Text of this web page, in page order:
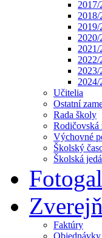
2017/
2018/
2019/
2020/
2021/
2022/
2023/
2024/
Učitelia
Ostatní
Rada školy
Rodičovská
Výchovné
Školský
Školská
Faktúry
Objednávky